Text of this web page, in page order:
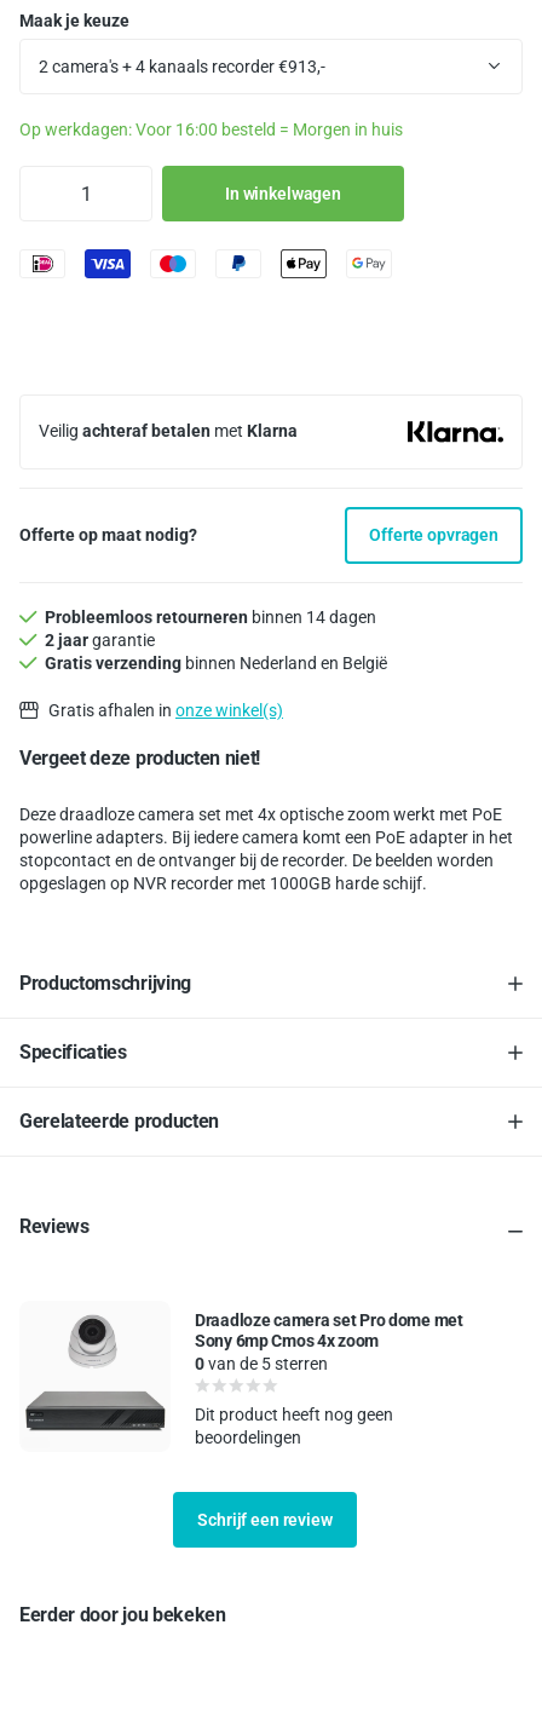
Maak je keuze
Op werkdagen: Voor 16:00 besteld = Morgen in huis
In winkelwagen
Veilig achteraf betalen met Klarna
Offerte op maat nodig? Offerte opvragen
Probleemloos retourneren binnen 14 dagen
2 jaargarantie
Gratis verzending binnen Nederland en België
Gratis afhalen in onze winkel(s)
Vergeet deze producten niet!
Deze draadloze camera set met 4x optische zoom werkt met PoE
powerline adapters. Bij iedere camera komt een PoE adapter in het
stopcontact en de ontvanger bij de recorder. De beelden worden
opgeslagen op NVR recorder met 1000GB harde schijf.
Productomschrijving
Specificaties
Gerelateerde producten
Reviews
Draadloze camera set Pro dome met
Sony 6mp Cmos 4x zoom
0van de 5 sterren
Dit product heeft nog geen
beoordelingen
Schrijf een review
Eerder door jou bekeken